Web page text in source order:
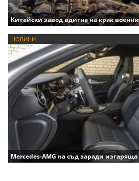
Китайски завод вдигна на крак
НОВИНИ
Mercedes-AMG на съд заради